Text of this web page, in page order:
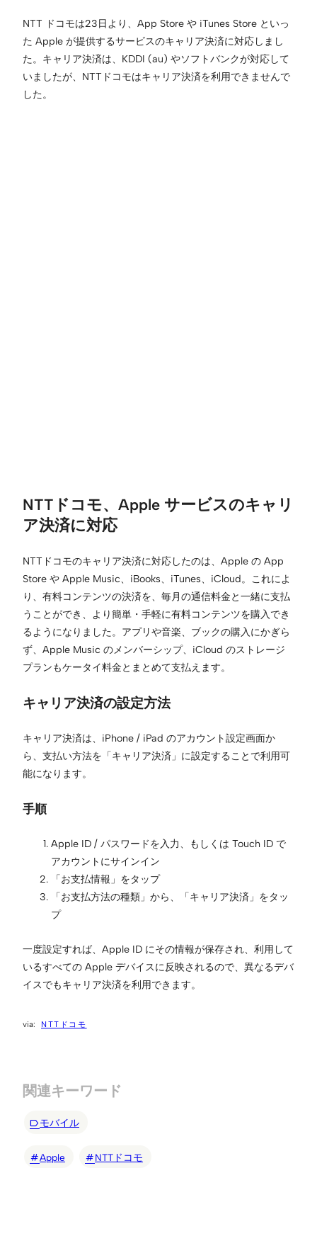
NTT ドコモは23日より、App Store や iTunes Store といっ
た Apple が提供するサービスのキャリア決済に対応しまし
た。キャリア決済は、KDDI (au) やソフトバンクが対応して
いましたが、NTTドコモはキャリア決済を利用できませんで
した。
NTTドコモ、Apple サービスのキャリ
ア決済に対応
NTTドコモのキャリア決済に対応したのは、Apple の App
Store や Apple Music、iBooks、iTunes、iCloud。これによ
り、有料コンテンツの決済を、毎月の通信料金と一緒に支払
うことができ、より簡単・手軽に有料コンテンツを購入でき
るようになりました。アプリや音楽、ブックの購入にかぎら
ず、Apple Music のメンバーシップ、iCloud のストレージ
プランもケータイ料金とまとめて支払えます。
キャリア決済の設定方法
キャリア決済は、iPhone / iPad のアカウント設定画面か
ら、支払い方法を「キャリア決済」に設定することで利用可
能になります。
手順
Apple ID / パスワードを入力、もしくは Touch ID で
アカウントにサインイン
「お支払情報」をタップ
「お支払方法の種類」から、「キャリア決済」をタッ
プ
一度設定すれば、Apple ID にその情報が保存され、利用して
いるすべての Apple デバイスに反映されるので、異なるデバ
イスでもキャリア決済を利用できます。
NTTドコモ
関連キーワード
モバイル
Apple NTTドコモ